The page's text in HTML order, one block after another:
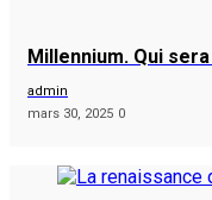
Millennium. Qui
admin
mars 30, 2025 0